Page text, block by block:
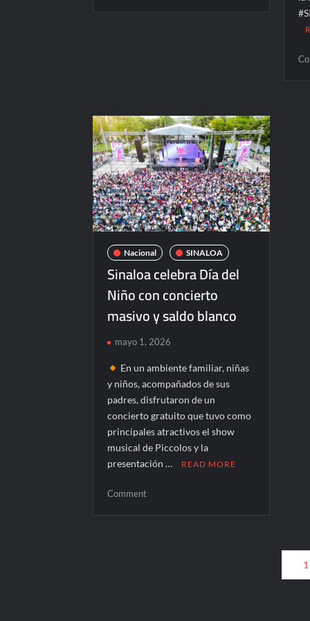
Chapitos
Nacional SINALOA
Sinaloa celebra Día del
Niño con concierto
masivo y saldo blanco
mayo 1, 2026
En un ambiente familiar, niñas
y niños, acompañados de sus
padres, disfrutaron de un
concierto gratuito que tuvo como
principales atractivos el show
musical de Piccolos y la
presentación …
READ MORE
Commenton
1